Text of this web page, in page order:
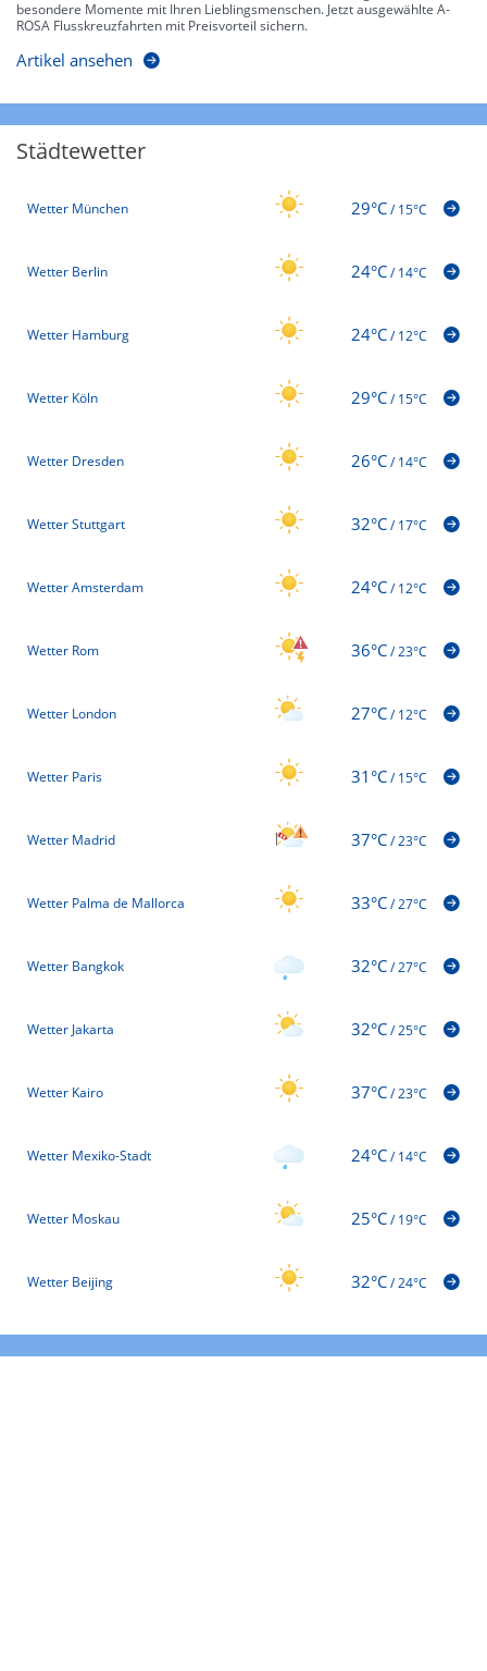
besondere Momente mit Ihren Lieblingsmenschen. Jetzt ausgewählte A-
ROSA Flusskreuzfahrten mit Preisvorteil sichern.
Artikel ansehen
Städtewetter
Wetter München 29°C/15°C
Wetter Berlin 24°C/14°C
Wetter Hamburg 24°C/12°C
Wetter Köln 29°C/15°C
Wetter Dresden 26°C/14°C
Wetter Stuttgart 32°C/17°C
Wetter Amsterdam 24°C/12°C
Wetter Rom 36°C/23°C
Wetter London 27°C/12°C
Wetter Paris 31°C/15°C
Wetter Madrid 37°C/23°C
Wetter Palma de Mallorca 33°C/27°C
Wetter Bangkok 32°C/27°C
Wetter Jakarta 32°C/25°C
Wetter Kairo 37°C/23°C
Wetter Mexiko-Stadt 24°C/14°C
Wetter Moskau 25°C/19°C
Wetter Beijing 32°C/24°C